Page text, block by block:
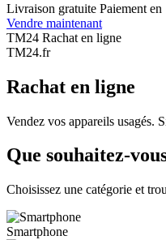
Livraison gratuite Paiement
Vendre maintenant
TM24 Rachat en ligne
TM24.fr
Rachat en ligne
Vendez vos appareils usagés.
Que souhaitez-
Choisissez une catégorie et
Smartphone